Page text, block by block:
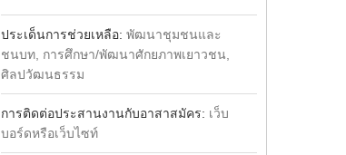
ประเด็นการช่วยเหลือ: พัฒนาชุมชนและ
ชนบท, การศึกษา/พัฒนาศักยภาพเยาวชน,
ศิลปวัฒนธรรม
การติดต่อประสานงานกับอาสาสมัคร: เว็บ
บอร์ดหรือเว็บไซท์